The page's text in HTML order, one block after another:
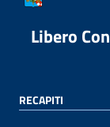
Libero
RECAPITI